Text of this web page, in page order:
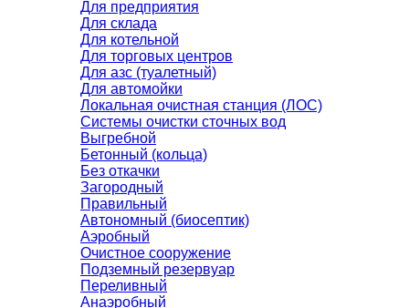
Для предприятия
Для склада
Для котельной
Для торговых центров
Для азс (туалетный)
Для автомойки
Локальная очистная станция (ЛОС)
Системы очистки сточных вод
Выгребной
Бетонный (кольца)
Без откачки
Загородный
Правильный
Автономный (биосептик)
Аэробный
Очистное сооружение
Подземный резервуар
Переливный
Анаэробный